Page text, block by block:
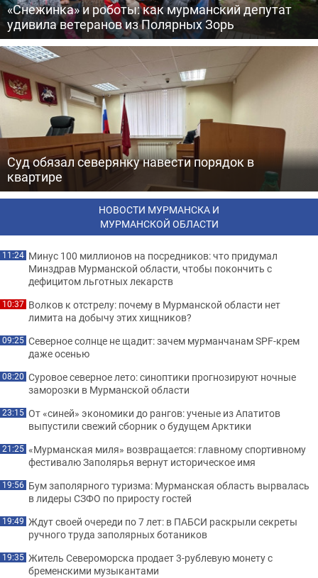
«Снежинка» и роботы: как мурманский депутат
удивила ветеранов из Полярных Зорь
Суд обязал северянку навести порядок в
квартире
НОВОСТИ МУРМАНСКА И
МУРМАНСКОЙ ОБЛАСТИ
11:24 Минус 100 миллионов на посредников: что придумал
Минздрав Мурманской области, чтобы покончить с
дефицитом льготных лекарств
10:37 Волков к отстрелу: почему в Мурманской области нет
лимита на добычу этих хищников?
09:25 Северное солнце не щадит: зачем мурманчанам SPF-крем
даже осенью
08:20 Суровое северное лето: синоптики прогнозируют ночные
заморозки в Мурманской области
23:15 От «синей» экономики до рангов: ученые из Апатитов
выпустили свежий сборник о будущем Арктики
21:25 «Мурманская миля» возвращается: главному спортивному
фестивалю Заполярья вернут историческое имя
19:56 Бум заполярного туризма: Мурманская область вырвалась
в лидеры СЗФО по приросту гостей
19:49 Ждут своей очереди по 7 лет: в ПАБСИ раскрыли секреты
ручного труда заполярных ботаников
19:35 Житель Североморска продает 3-рублевую монету с
бременскими музыкантами